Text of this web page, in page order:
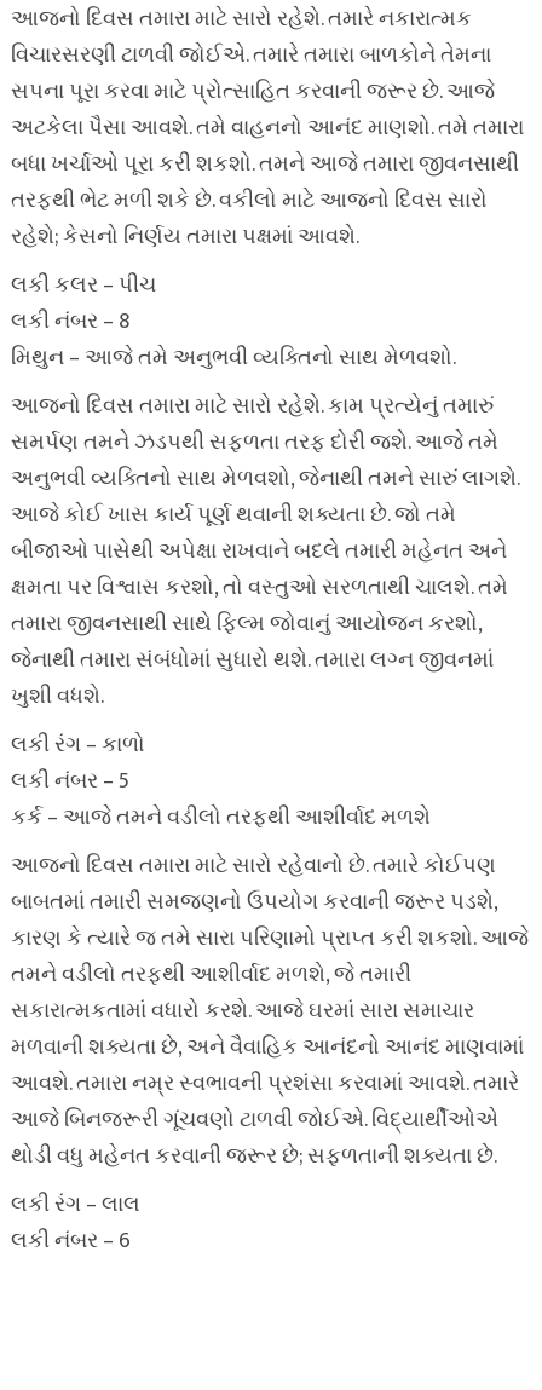
આજનો દિવસ તમારા માટે સારો રહેશે. તમારે નકારાત્મક
વિચારસરણી ટાળવી જોઈએ. તમારે તમારા બાળકોને તેમના
સપના પૂરા કરવા માટે પ્રોત્સાહિત કરવાની જરૂર છે. આજે
અટકેલા પૈસા આવશે. તમે વાહનનો આનંદ માણશો. તમે તમારા
બધા ખર્ચાઓ પૂરા કરી શકશો. તમને આજે તમારા જીવનસાથી
તરફથી ભેટ મળી શકે છે. વકીલો માટે આજનો દિવસ સારો
રહેશે; કેસનો નિર્ણય તમારા પક્ષમાં આવશે.
લકી કલર – પીચ
લકી નંબર – 8
મિથુન – આજે તમે અનુભવી વ્યક્તિનો સાથ મેળવશો.
આજનો દિવસ તમારા માટે સારો રહેશે. કામ પ્રત્યેનું તમારું
સમર્પણ તમને ઝડપથી સફળતા તરફ દોરી જશે. આજે તમે
અનુભવી વ્યક્તિનો સાથ મેળવશો, જેનાથી તમને સારું લાગશે.
આજે કોઈ ખાસ કાર્ય પૂર્ણ થવાની શક્યતા છે. જો તમે
બીજાઓ પાસેથી અપેક્ષા રાખવાને બદલે તમારી મહેનત અને
ક્ષમતા પર વિશ્વાસ કરશો, તો વસ્તુઓ સરળતાથી ચાલશે. તમે
તમારા જીવનસાથી સાથે ફિલ્મ જોવાનું આયોજન કરશો,
જેનાથી તમારા સંબંધોમાં સુધારો થશે. તમારા લગ્ન જીવનમાં
ખુશી વધશે.
લકી રંગ – કાળો
લકી નંબર – 5
કર્ક – આજે તમને વડીલો તરફથી આશીર્વાદ મળશે
આજનો દિવસ તમારા માટે સારો રહેવાનો છે. તમારે કોઈપણ
બાબતમાં તમારી સમજણનો ઉપયોગ કરવાની જરૂર પડશે,
કારણ કે ત્યારે જ તમે સારા પરિણામો પ્રાપ્ત કરી શકશો. આજે
તમને વડીલો તરફથી આશીર્વાદ મળશે, જે તમારી
સકારાત્મકતામાં વધારો કરશે. આજે ઘરમાં સારા સમાચાર
મળવાની શક્યતા છે, અને વૈવાહિક આનંદનો આનંદ માણવામાં
આવશે. તમારા નમ્ર સ્વભાવની પ્રશંસા કરવામાં આવશે. તમારે
આજે બિનજરૂરી ગૂંચવણો ટાળવી જોઈએ. વિદ્યાર્થીઓએ
થોડી વધુ મહેનત કરવાની જરૂર છે; સફળતાની શક્યતા છે.
લકી રંગ – લાલ
લકી નંબર – 6